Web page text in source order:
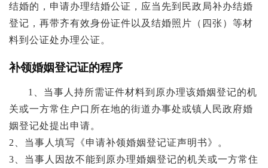
结婚的，申请办理结婚公证，应当先到民政局补办结婚
登记，再带齐有效身份证件以及结婚照片（四张）等材
料到公证处办理公证。
补领婚姻登记证的程序
1、当事人持所需证件材料到原办理该婚姻登记的机
关或一方常住户口所在地的街道办事处或镇人民政府婚
姻登记处提出申请。
2、当事人填写《申请补领婚姻登记证声明书》。
3、当事人因故不能到原办理婚姻登记的机关或一方常住